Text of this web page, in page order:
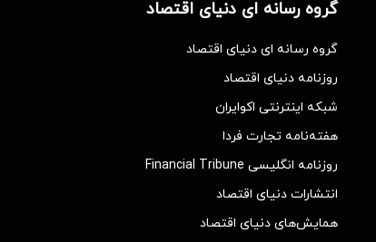
گروه رسانه ای دنیای اقتصاد
گروه رسانه ای دنیای اقتصاد
روزنامه دنیای اقتصاد
شبکه اینترنتی اکوایران
هفته‌نامه تجارت فردا
روزنامه انگلیسی Financial Tribune
انتشارات دنیای اقتصاد
همایش‌های دنیای اقتصاد